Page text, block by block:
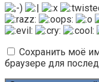
Сохранить моё
браузере для